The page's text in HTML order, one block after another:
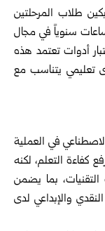
طلاب المرحلتين
ساعات سنوياً في مجال
أدوات تعتمد هذه
تعليمي يتناسب مع
في العملية
كفاءة التعلم، لكنه
بما يضمن
والإبداعي لدى